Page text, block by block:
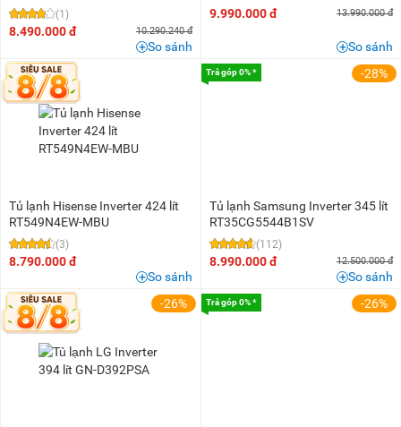
(1)
8.490.000 đ 10.290.240 đ
So sánh
9.990.000 đ
13.990.000 đ
So sánh
Tủ lạnh Hisense Inverter 424 lít
RT549N4EW-MBU
(3)
8.790.000 đ
So sánh
Trả góp 0% * -28%
Tủ lạnh Samsung Inverter 345 lít
RT35CG5544B1SV
(112)
8.990.000 đ 12.500.000 đ
So sánh
-26%
Trả góp 0% * -26%